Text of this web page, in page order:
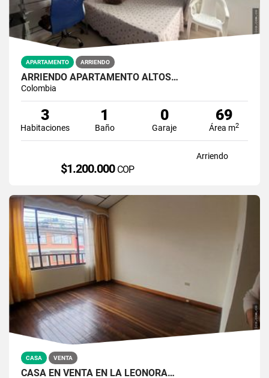
APARTAMENTO ARRIENDO
ARRIENDO APARTAMENTO ALTOS…
Colombia
3
Habitaciones
1
Baño
0
Garaje
69
Área m2
Arriendo
$1.200.000 COP
CASA VENTA
CASA EN VENTA EN LA LEONORA…